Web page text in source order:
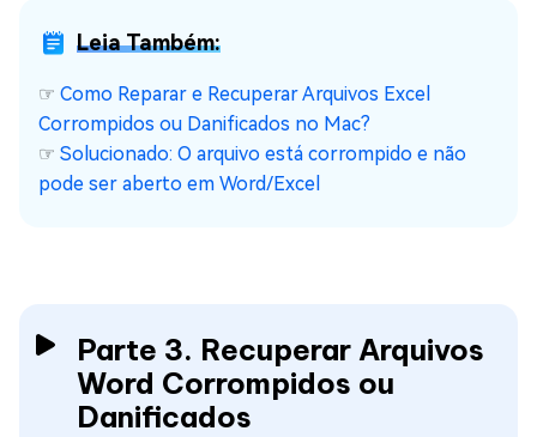
Leia Também:
☞ Como Reparar e Recuperar Arquivos Excel
Corrompidos ou Danificados no Mac?
☞ Solucionado: O arquivo está corrompido e não
pode ser aberto em Word/Excel
Parte 3. Recuperar Arquivos
Word Corrompidos ou
Danificados